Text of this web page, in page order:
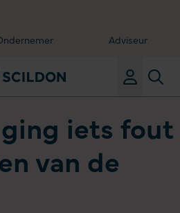
Adviseur
ging iets fout
van de